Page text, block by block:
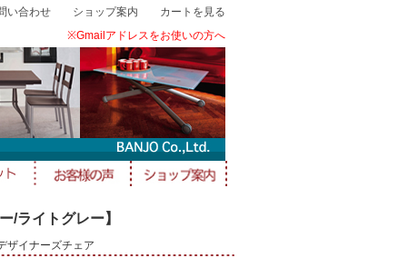
い合わせ ショップ案内
カートを見る
※Gmailアドレスをお使いの方へ
/ライトグレー】
ザイナーズチェア